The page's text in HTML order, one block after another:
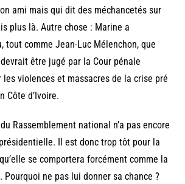
ami mais qui dit des méchancetés sur
plus là. Autre chose : Marine a
tout comme Jean-Luc Mélenchon, que
être jugé par la Cour pénale
violences et massacres de la crise pré
Côte d’Ivoire.
Rassemblement national n’a pas encore
Il est donc trop tôt pour la
se comportera forcément comme la
ne pas lui donner sa chance ?